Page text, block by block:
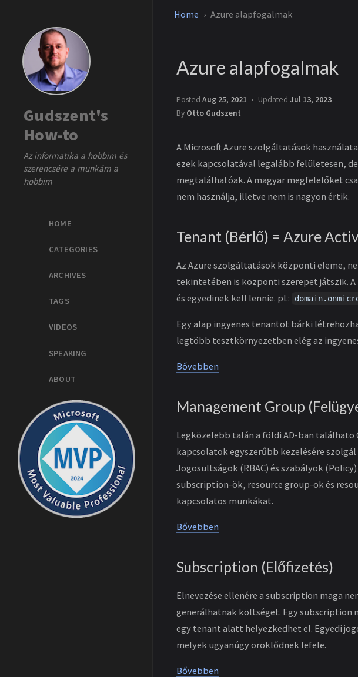
Gudszent's
How-to
Az informatika a hobbim és
szerencsére a munkám a
hobbim
HOME
CATEGORIES
ARCHIVES
TAGS
VIDEOS
SPEAKING
ABOUT
Home Azure alapfogalmak
Azure alapfogalmak
Posted Aug 25, 2021 Updated Jul 13, 2023
By Otto Gudszent
A Microsoft Azure szolgáltatások
ezek kapcsolatával legalább felületesen,
megtalálhatóak. A magyar megfelelőket
nem használja, illetve nem is nagyon értik.
Tenant (Bérlő) = Azure
Az Azure szolgáltatások központi eleme,
tekintetében is központi szerepet játszik.
és egyedinek kell lennie. pl.:
Egy alap ingyenes tenantot bárki
legtöbb tesztkörnyezetben elég az
Bővebben
Management Group
Legközelebb talán a földi AD-ban
kapcsolatok egyszerűbb kezelésére
Jogosultságok (RBAC) és szabályok
subscription-ök, resource group-ok és
kapcsolatos munkákat.
Bővebben
Subscription (Előfizetés)
Elnevezése ellenére a subscription maga
generálhatnak költséget. Egy subscription
egy tenant alatt helyezkedhet el. Egyedi
melyek ugyanúgy öröklődnek lefele.
Bővebben